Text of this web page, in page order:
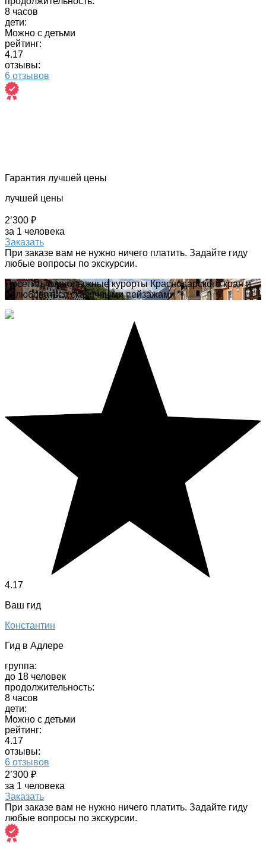
8 часов
дети:
Можно с детьми
рейтинг:
4.17
отзывы:
6 отзывов
Гарантия лучшей цены
лучшей цены
2’300 ₽
за 1 человека
Заказать
При заказе вам не нужно ничего платить. Задайте гиду
любые вопросы по экскурсии.
Посетить горнолыжные курорты Краснодарского края и
полюбоваться сказочными пейзажами
4.17
Ваш гид
Константин
Гид в Адлере
группа:
до 18 человек
продолжительность:
8 часов
дети:
Можно с детьми
рейтинг:
4.17
отзывы:
6 отзывов
2’300 ₽
за 1 человека
Заказать
При заказе вам не нужно ничего платить. Задайте гиду
любые вопросы по экскурсии.